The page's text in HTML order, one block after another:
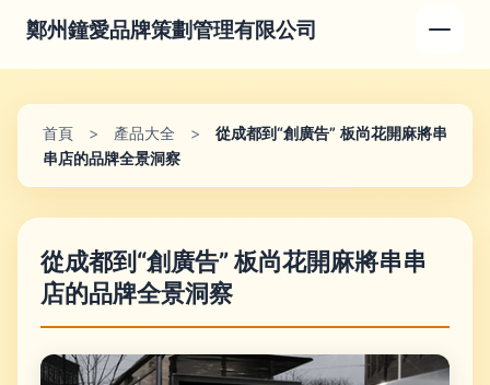
鄭州鐘愛品牌策劃管理有限公司
首頁 > 產品大全 >
從成都到“創廣告” 板尚花開麻將串
串店的品牌全景洞察
從成都到“創廣告” 板尚花開麻將串串
店的品牌全景洞察